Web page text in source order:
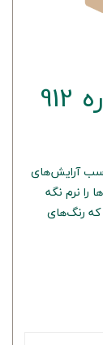
مناسب آرایش‌های
نرم نگه
که رنگ‌های